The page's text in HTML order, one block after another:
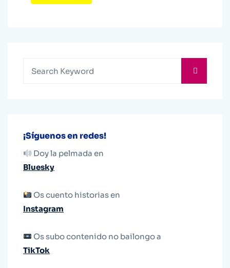
¡Síguenos en redes!
Doy la pelmada en
Bluesky
Os cuento historias en
Instagram
Os subo contenido no bailongo a
TikTok